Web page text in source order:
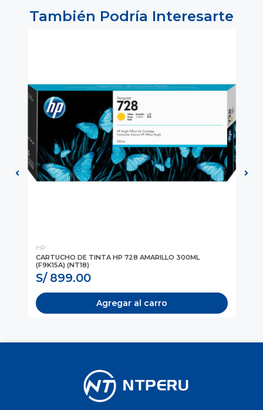
También Podría Interesarte
HP
CARTUCHO DE TINTA HP 728 AMARILLO 300ML
(F9K15A) (NT18)
S/ 899.00
Agregar al carro